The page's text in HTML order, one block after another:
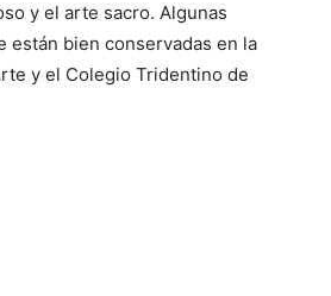
y el arte sacro. Algunas
están bien conservadas en la
y el Colegio Tridentino de